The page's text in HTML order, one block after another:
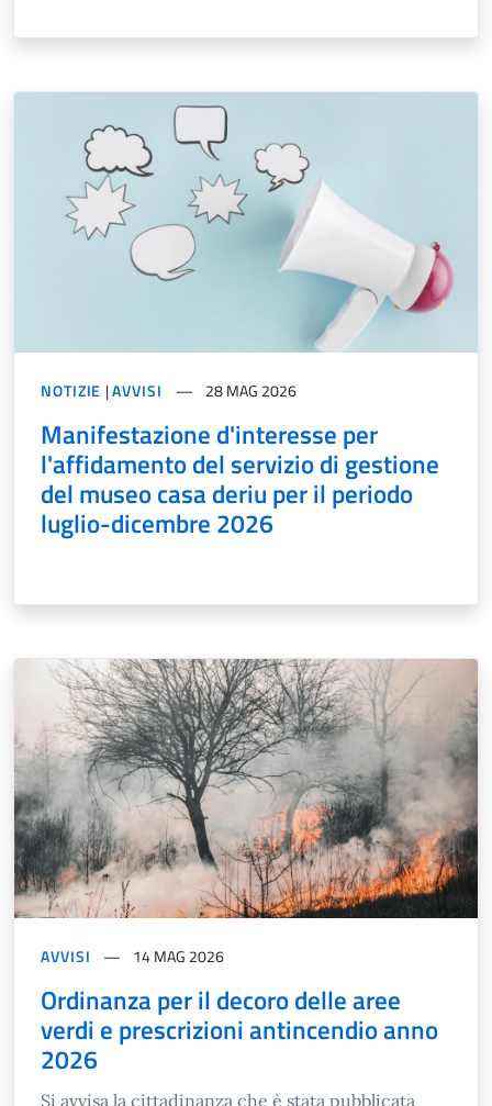
NOTIZIE |AVVISI 28 MAG 2026
Manifestazione d'interesse per
l'affidamento del servizio di gestione
del museo casa deriu per il periodo
luglio-dicembre 2026
AVVISI 14 MAG 2026
Ordinanza per il decoro delle aree
verdi e prescrizioni antincendio anno
2026
Si avvisa la cittadinanza che è stata pubblicata